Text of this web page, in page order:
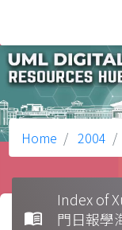
Home 2004
menu_book
Index of
門日報學